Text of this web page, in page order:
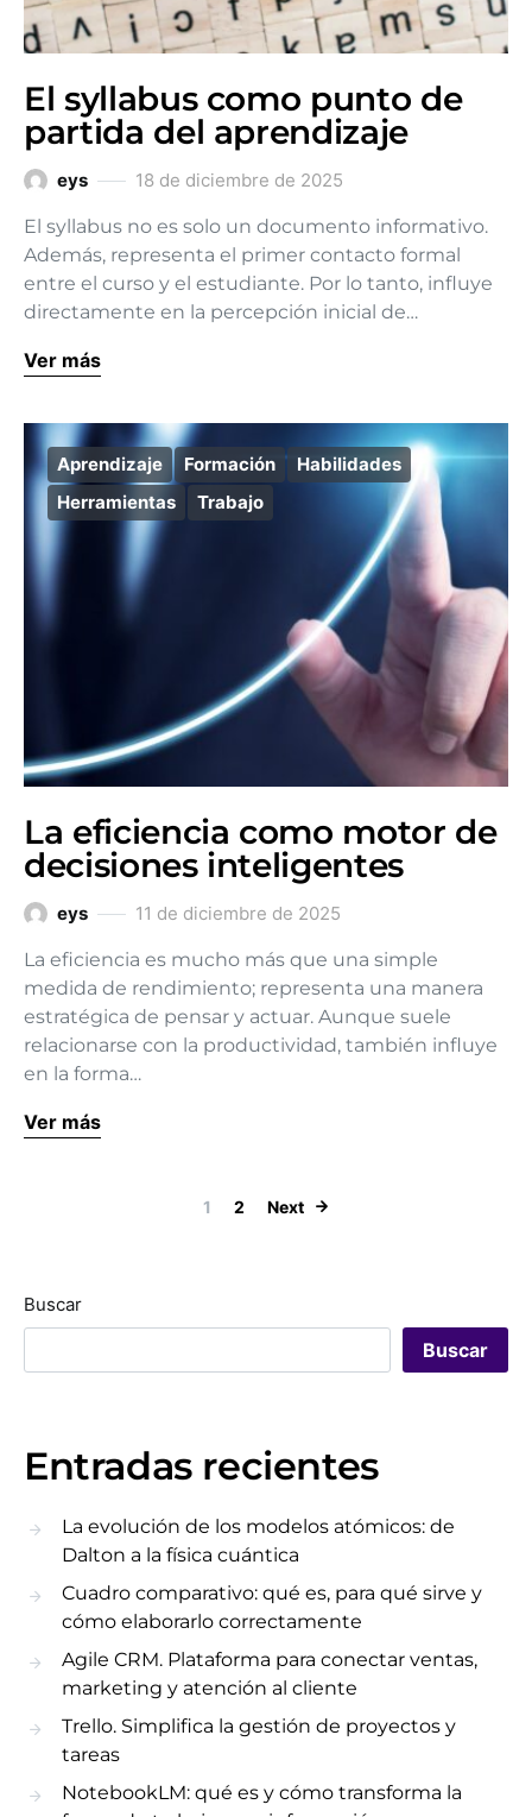
El syllabus como punto de
partida del aprendizaje
eys 18 de diciembre de 2025
El syllabus no es solo un documento informativo.
Además, representa el primer contacto formal
entre el curso y el estudiante. Por lo tanto, influye
directamente en la percepción inicial de…
Ver más
Aprendizaje Formación
Habilidades
Herramientas
Trabajo
La eficiencia como motor de
decisiones inteligentes
eys 11 de diciembre de 2025
La eficiencia es mucho más que una simple
medida de rendimiento; representa una manera
estratégica de pensar y actuar. Aunque suele
relacionarse con la productividad, también influye
en la forma…
Ver más
Paginación
1 2 Next
Buscar
Buscar
Entradas recientes
La evolución de los modelos atómicos: de
Dalton a la física cuántica
Cuadro comparativo: qué es, para qué sirve y
cómo elaborarlo correctamente
Agile CRM. Plataforma para conectar ventas,
marketing y atención al cliente
Trello. Simplifica la gestión de proyectos y
tareas
NotebookLM: qué es y cómo transforma la